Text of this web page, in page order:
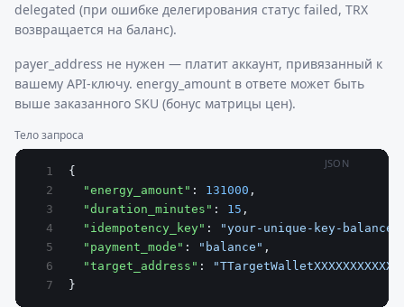
delegated (при ошибке делегирования статус failed, TRX
возвращается на баланс).
payer_address не нужен — платит аккаунт, привязанный к
вашему API-ключу. energy_amount в ответе может быть
выше заказанного SKU (бонус матрицы цен).
Тело запроса
JSON
{
  "energy_amount"
: 131000 ,
  "duration_minutes"
: 15 ,
  "idempotency_key"
:
"your-unique-key-balance-
  "payment_mode"
: "balance" ,
  "target_address"
:
}